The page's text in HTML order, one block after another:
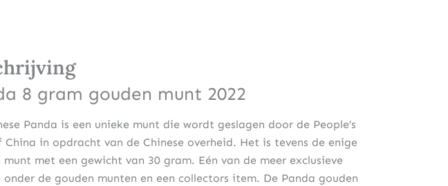
8 gram gouden munt 2022
Panda is een unieke munt die wordt geslagen door de People’s
China in opdracht van de Chinese overheid. Het is tevens de enige
munt met een gewicht van 30 gram. Eén van de meer exclusieve
onder de gouden munten en een collectors item. De Panda gouden